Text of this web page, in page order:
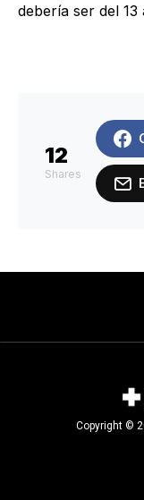
debería ser del 13
12
Shares
Copyright ©